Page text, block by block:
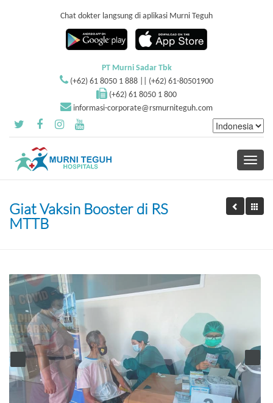
Chat dokter langsung di aplikasi Murni Teguh
PT Murni Sadar Tbk
(+62) 61 8050 1 888 || (+62) 61-80501900
(+62) 61 8050 1 800
informasi-corporate@rsmurniteguh.com
Toggle
Giat Vaksin Booster di RS
MTTB